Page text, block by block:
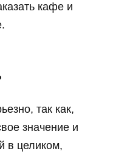
кафе и
так как,
значение и
в целиком,